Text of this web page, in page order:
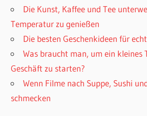
Die Kunst, Kaffee und Tee
Temperatur zu genießen
Die besten Geschenkideen für
Was braucht man, um ein kleines
Geschäft zu starten?
Wenn Filme nach Suppe, Sushi
schmecken